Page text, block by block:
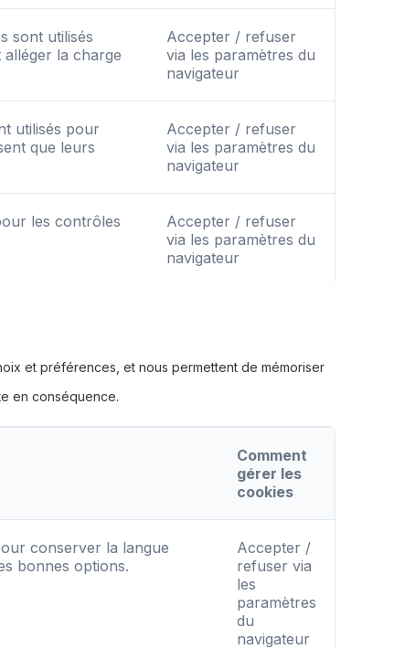
sont utilisés
la charge
Accepter / refuser
via les paramètres du
navigateur
utilisés pour
que leurs
Accepter / refuser
via les paramètres du
navigateur
les contrôles
Accepter / refuser
via les paramètres du
navigateur
et préférences, et nous permettent de mémoriser
en conséquence.
Comment
gérer les
cookies
conserver la langue
bonnes options.
Accepter /
refuser via
les
paramètres
du
navigateur